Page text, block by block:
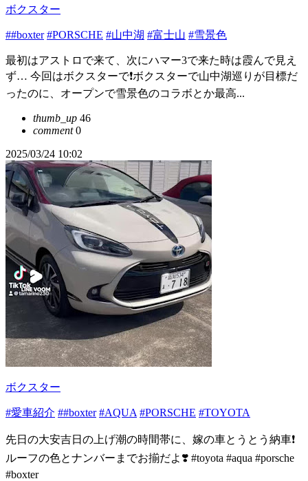
ボクスター
##boxter #PORSCHE #山中湖 #富士山 #雪景色
最初はアストロで来て、次にハマー3で来た時は霞んで見え
ず… 今回はボクスターで❗️ボクスターで山中湖巡りが目標だ
ったのに、オープンで雪景色のコラボとか最高...
thumb_up 46
comment0
2025/03/24 10:02
ボクスター
#愛車紹介 ##boxter #AQUA #PORSCHE #TOYOTA
先日の大安吉日の上げ潮の時間帯に、嫁の車とうとう納車❗️
ルーフの色とナンバーまでお揃だよ❣️ #toyota #aqua #porsche
#boxter